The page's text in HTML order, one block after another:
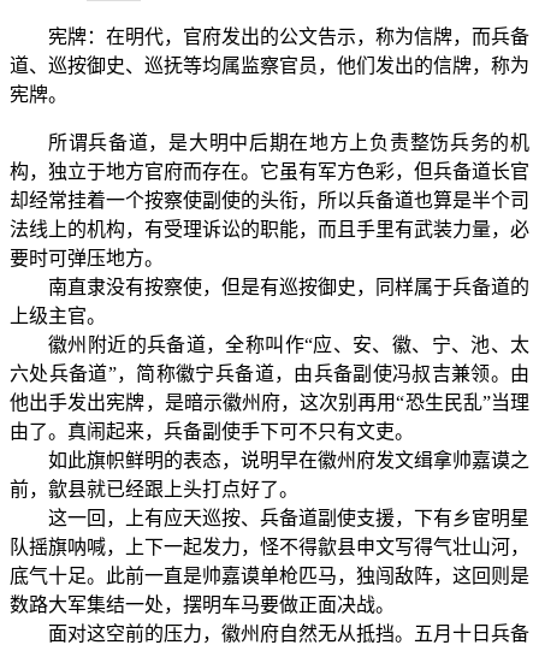
宪牌：在明代，官府发出的公文告示，称为信牌，而兵备
道、巡按御史、巡抚等均属监察官员，他们发出的信牌，称为
宪牌。
所谓兵备道，是大明中后期在地方上负责整饬兵务的机
构，独立于地方官府而存在。它虽有军方色彩，但兵备道长官
却经常挂着一个按察使副使的头衔，所以兵备道也算是半个司
法线上的机构，有受理诉讼的职能，而且手里有武装力量，必
要时可弹压地方。
南直隶没有按察使，但是有巡按御史，同样属于兵备道的
上级主官。
徽州附近的兵备道，全称叫作“应、安、徽、宁、池、太
六处兵备道”，简称徽宁兵备道，由兵备副使冯叔吉兼领。由
他出手发出宪牌，是暗示徽州府，这次别再用“恐生民乱”当理
由了。真闹起来，兵备副使手下可不只有文吏。
如此旗帜鲜明的表态，说明早在徽州府发文缉拿帅嘉谟之
前，歙县就已经跟上头打点好了。
这一回，上有应天巡按、兵备道副使支援，下有乡宦明星
队摇旗呐喊，上下一起发力，怪不得歙县申文写得气壮山河，
底气十足。此前一直是帅嘉谟单枪匹马，独闯敌阵，这回则是
数路大军集结一处，摆明车马要做正面决战。
面对这空前的压力，徽州府自然无从抵挡。五月十日兵备